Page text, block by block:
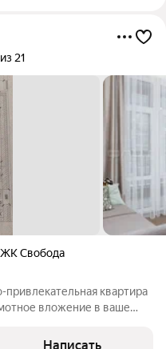
21
ЖК Свобода
квартира
ликвидных районов
Написать